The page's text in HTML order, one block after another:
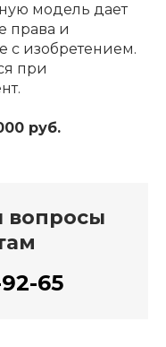
модель дает
права и
с изобретением.
при
руб.
вопросы
65